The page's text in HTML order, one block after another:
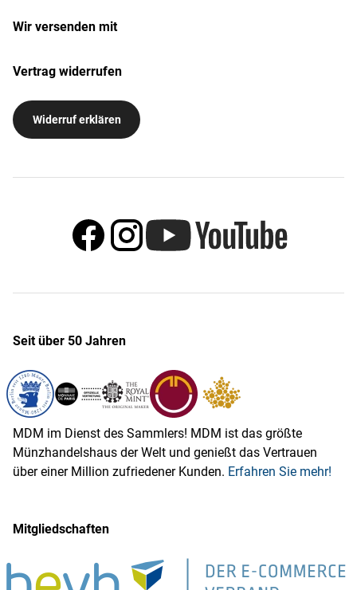
Wir versenden mit
Vertrag widerrufen
Widerruf erklären
Seit über 50 Jahren
MDM im Dienst des Sammlers! MDM ist das größte
Münzhandelshaus der Welt und genießt das Vertrauen
über einer Million zufriedener Kunden. Erfahren Sie mehr!
Mitgliedschaften